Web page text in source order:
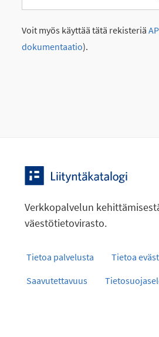
Voit myös käyttää tätä rekisteriä
dokumentaatio).
Verkkopalvelun
väestötietovirasto.
Tietoa palvelusta
Tietoa
Saavutettavuus